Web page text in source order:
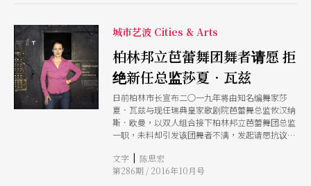
城市艺波 Cities & Arts
柏林邦立芭蕾舞团舞者请愿 拒
绝新任总监莎夏．瓦兹
日前柏林市长宣布二○一九年将由知名编舞家莎
夏．瓦兹与现任瑞典皇家歌剧院芭蕾舞总监攸汉纳
斯．欧曼，以双人组合接下柏林邦立芭蕾舞团总监
一职，未料却引发该团舞者不满，发起请愿抗议，
界素无渊源，舞者把执政者的决定，比拟为「请网
球教练当足球教练，请博物馆馆长当交响乐团团
文字 | 陈思宏
第286期 / 2016年10月号